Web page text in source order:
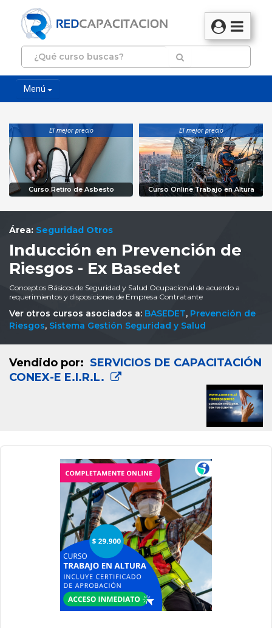
Menú
El mejor precio
Curso Retiro de Asbesto
El mejor precio
Curso Online Trabajo en Altura
Área: Seguridad Otros
Inducción en Prevención de
Riesgos - Ex Basedet
Conceptos Básicos de Seguridad y Salud Ocupacional de acuerdo a
requerimientos y disposiciones de Empresa Contratante
Ver otros cursos asociados a: BASEDET, Prevención de
Riesgos, Sistema Gestión Seguridad y Salud
Vendido por: SERVICIOS DE CAPACITACIÓN
CONEX-E E.I.R.L.